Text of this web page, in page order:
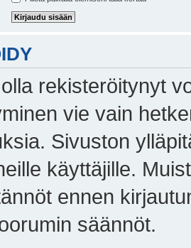
rekisteröitynyt
vie vain
Sivuston
käyttäjille.
ennen
säännöt.